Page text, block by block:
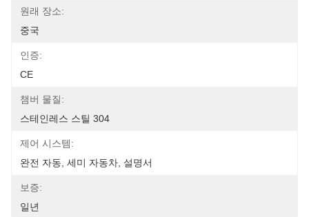
원래 장소:
중국
인증:
CE
챔버 물질:
스테인레스 스틸 304
제어 시스템:
완전 자동, 세미 자동차, 설명서
보증:
일년